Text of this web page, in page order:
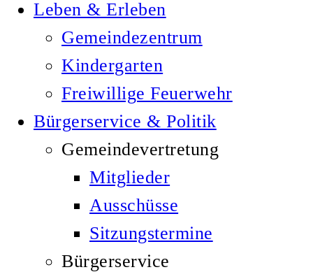
Leben & Erleben
Gemeindezentrum
Kindergarten
Freiwillige Feuerwehr
Bürgerservice & Politik
Gemeindevertretung
Mitglieder
Ausschüsse
Sitzungstermine
Bürgerservice